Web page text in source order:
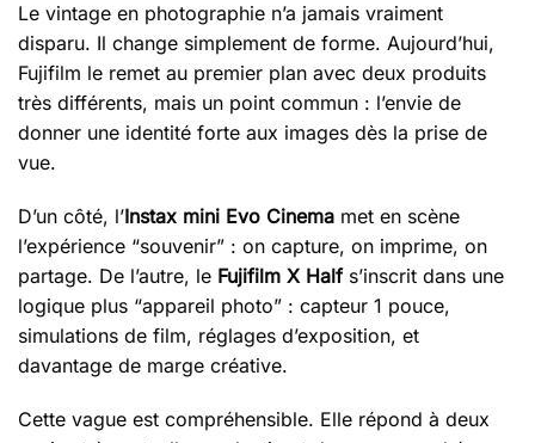
Le vintage en photographie n’a jamais vraiment
disparu. Il change simplement de forme. Aujourd’hui,
Fujifilm le remet au premier plan avec deux produits
très différents, mais un point commun : l’envie de
donner une identité forte aux images dès la prise de
vue.
D’un côté, l’Instax mini Evo Cinema met en scène
l’expérience “souvenir” : on capture, on imprime, on
partage. De l’autre, le Fujifilm X Halfs’inscrit dans une
logique plus “appareil photo” : capteur 1 pouce,
simulations de film, réglages d’exposition, et
davantage de marge créative.
Cette vague est compréhensible. Elle répond à deux